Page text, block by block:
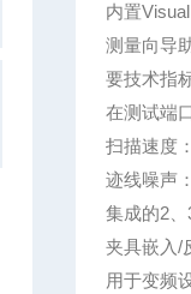
内置
测量向导
要技术指
在测试端
扫描速度
迹线噪声
集成的2
夹具嵌入/
用于变频